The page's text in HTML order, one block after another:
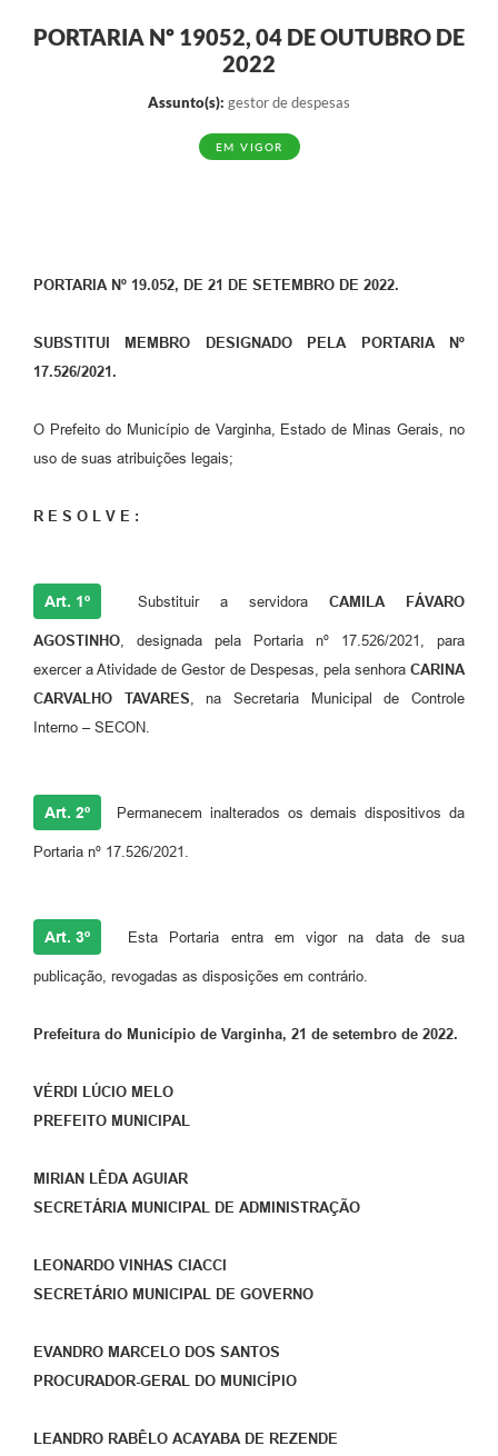
PORTARIA Nº 19052, 04 DE OUTUBRO DE
2022
Assunto(s): gestor de despesas
EM VIGOR
PORTARIA Nº 19.052, DE 21 DE SETEMBRO DE 2022.
SUBSTITUI MEMBRO DESIGNADO PELA PORTARIA Nº
17.526/2021.
O Prefeito do Município de Varginha, Estado de Minas Gerais, no
uso de suas atribuições legais;
R E S O L V E :
Art. 1º Substituir a servidora CAMILA FÁVARO
AGOSTINHO , designada pela Portaria nº 17.526/2021, para
exercer a Atividade de Gestor de Despesas, pela senhora CARINA
CARVALHO TAVARES , na Secretaria Municipal de Controle
Interno – SECON.
Art. 2º Permanecem inalterados os demais dispositivos da
Portaria nº 17.526/2021.
Art. 3º Esta Portaria entra em vigor na data de sua
publicação, revogadas as disposições em contrário.
Prefeitura do Município de Varginha, 21 de setembro de 2022.
VÉRDI LÚCIO MELO
PREFEITO MUNICIPAL
MIRIAN LÊDA AGUIAR
SECRETÁRIA MUNICIPAL DE ADMINISTRAÇÃO
LEONARDO VINHAS CIACCI
SECRETÁRIO MUNICIPAL DE GOVERNO
EVANDRO MARCELO DOS SANTOS
PROCURADOR-GERAL DO MUNICÍPIO
LEANDRO RABÊLO ACAYABA DE REZENDE